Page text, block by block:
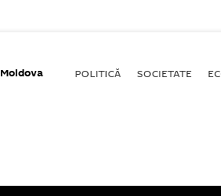
Moldova POLITICĂ SOCIETATE